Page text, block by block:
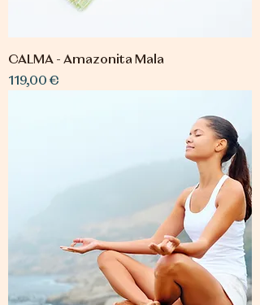
CALMA - Amazonita Mala
Precio
119,00 €